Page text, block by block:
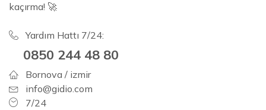
kaçırma! 🚀
Yardım Hattı 7/24:
0850 244 48 80
Bornova / izmir
info@gidio.com
7/24